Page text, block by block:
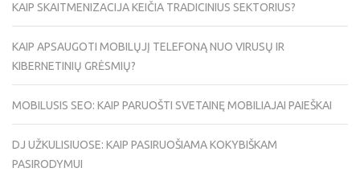
KAIP SKAITMENIZACIJA KEIČIA TRADICINIUS SEKTORIUS?
KAIP APSAUGOTI MOBILŲJĮ TELEFONĄ NUO VIRUSŲ IR
KIBERNETINIŲ GRĖSMIŲ?
MOBILUSIS SEO: KAIP PARUOŠTI SVETAINĘ MOBILIAJAI PAIEŠKAI
DJ UŽKULISIUOSE: KAIP PASIRUOŠIAMA KOKYBIŠKAM
PASIRODYMUI